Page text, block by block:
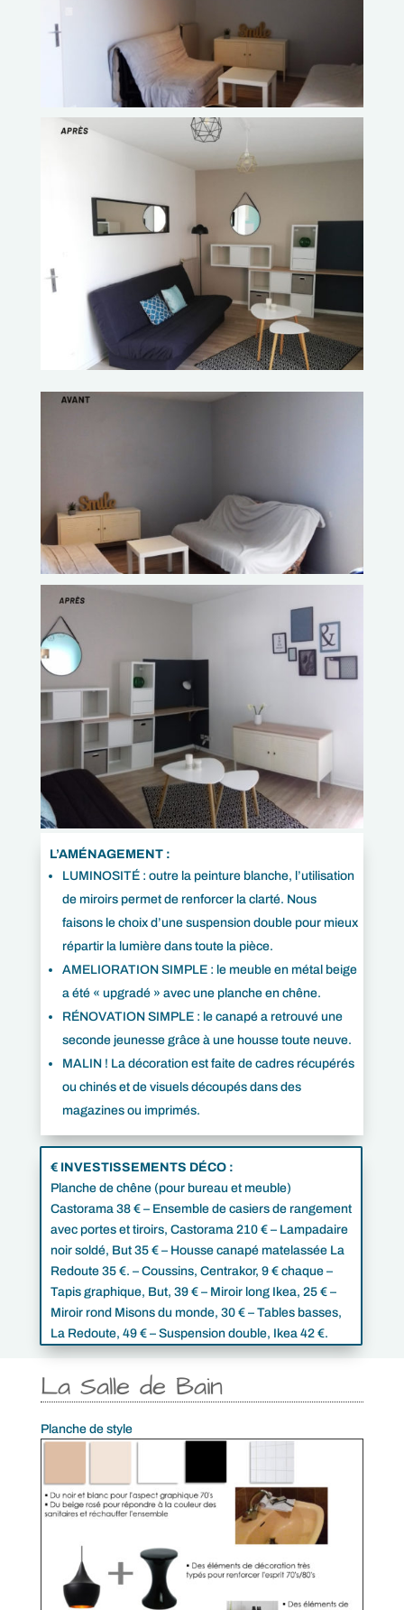
L’AMÉNAGEMENT :
LUMINOSITÉ : outre la peinture blanche, l’utilisation
de miroirs permet de renforcer la clarté. Nous
faisons le choix d’une suspension double pour mieux
répartir la lumière dans toute la pièce.
AMELIORATION SIMPLE : le meuble en métal beige
a été « upgradé » avec une planche en chêne.
RÉNOVATION SIMPLE : le canapé a retrouvé une
seconde jeunesse grâce à une housse toute neuve.
MALIN ! La décoration est faite de cadres récupérés
ou chinés et de visuels découpés dans des
magazines ou imprimés.
€ INVESTISSEMENTS DÉCO :
Planche de chêne (pour bureau et meuble)
Castorama 38 € – Ensemble de casiers de rangement
avec portes et tiroirs, Castorama 210 € – Lampadaire
noir soldé, But 35 € – Housse canapé matelassée La
Redoute 35 €. – Coussins, Centrakor, 9 € chaque –
Tapis graphique, But, 39 € – Miroir long Ikea, 25 € –
Miroir rond Misons du monde, 30 € – Tables basses,
La Redoute, 49 € – Suspension double, Ikea 42 €.
La Salle de Bain
Planche de style